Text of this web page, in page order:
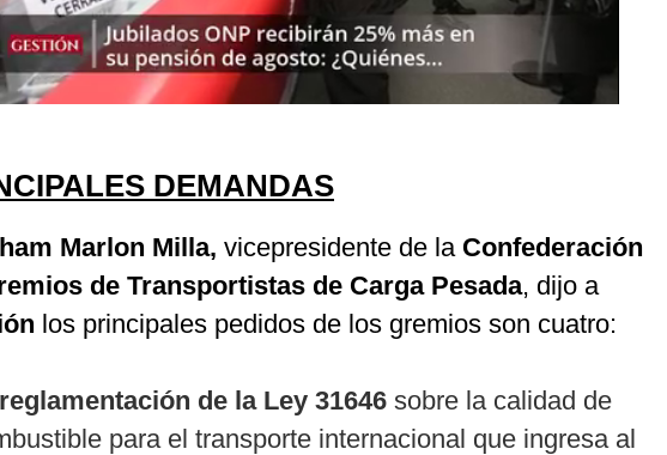
DEMANDAS
Marlon Milla, vicepresidente de la Confederación
de Transportistas de Carga Pesada, dijo a
los principales pedidos de los gremios son cuatro:
reglamentación de la Ley 31646 sobre la calidad de
para el transporte internacional que ingresa al